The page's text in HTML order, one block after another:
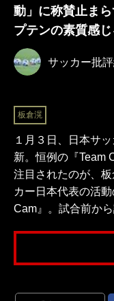
動」に称賛止ま
プテンの素質感
サッカー批
板倉滉
１月３日、日本サ
新。恒例の『Team
注目されたのが、
カー日本代表の活
Cam』。試合前か